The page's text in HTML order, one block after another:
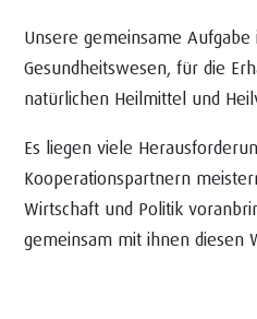
Unsere gemeinsame
Gesundheitswesen, für die
natürlichen Heilmittel und
Es liegen viele
Kooperationspartnern
Wirtschaft und Politik
gemeinsam mit ihnen diesen